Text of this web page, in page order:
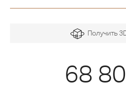
Получить
68